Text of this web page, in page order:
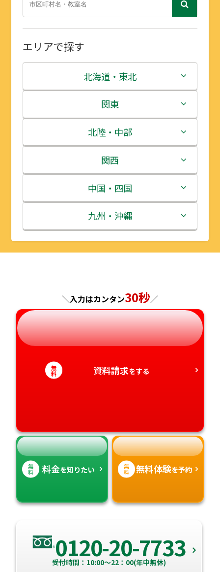
エリアで探す
北海道・東北
北海道
青森県
岩手県
宮城県
秋田県
山形県
関東
茨城県
栃木県
群馬県
埼玉県
千葉県
神奈川県
北陸・中部
新潟県
富山県
石川県
福井県
長野県
岐阜県
愛知県
関西
三重県
滋賀県
京都府
兵庫県
奈良県
中国・四国
鳥取県
島根県
広島県
山口県
香川県
高知県
九州・沖縄
福岡県
長崎県
熊本県
宮崎県
沖縄県
＼入力はカンタン30秒／
無
料 資料請求をする
無
料 料金を知りたい 無
料 無料体験を予約
0120-20-7733
受付時間：10:00～22：00(年中無休)